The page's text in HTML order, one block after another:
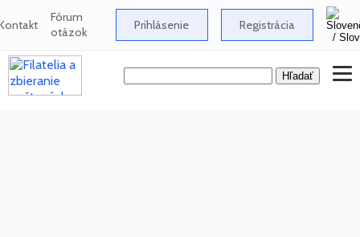
Fórum
otázok Prihlásenie Registrácia